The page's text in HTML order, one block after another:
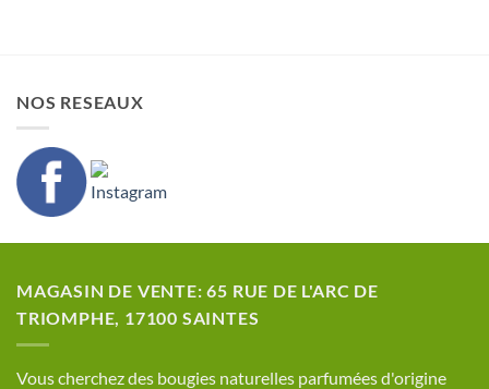
NOS RESEAUX
MAGASIN DE VENTE: 65 RUE DE L'ARC DE
TRIOMPHE, 17100 SAINTES
​Vous cherchez des bougies naturelles parfumées d'origine